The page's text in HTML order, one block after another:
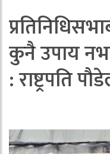
कुनै उपाय
: राष्ट्रपति